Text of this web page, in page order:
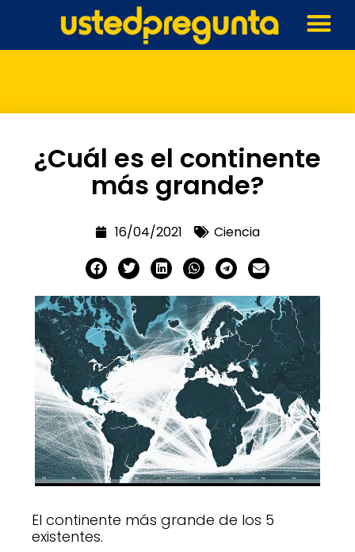
¿Cuál es el continente
más grande?
16/04/2021 Ciencia
El continente más grande de los 5
existentes.